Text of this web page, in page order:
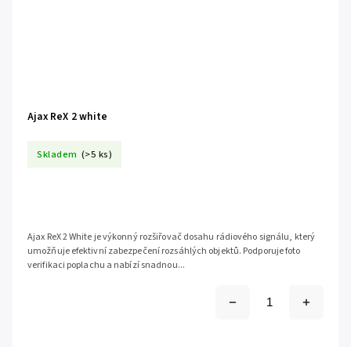
Ajax ReX 2 white
Skladem (>5 ks)
Ajax ReX 2 White je výkonný rozšiřovač dosahu rádiového signálu, který
umožňuje efektivní zabezpečení rozsáhlých objektů. Podporuje foto
verifikaci poplachu a nabízí snadnou...